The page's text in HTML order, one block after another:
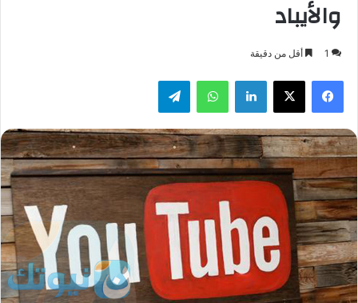
والأيباد
1 أقل من دقيقة
فيسبوك لينكدإن واتساب